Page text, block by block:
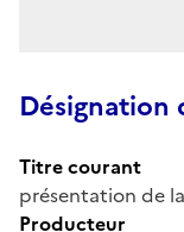
Désignation
Titre courant
présentation de
Producteur